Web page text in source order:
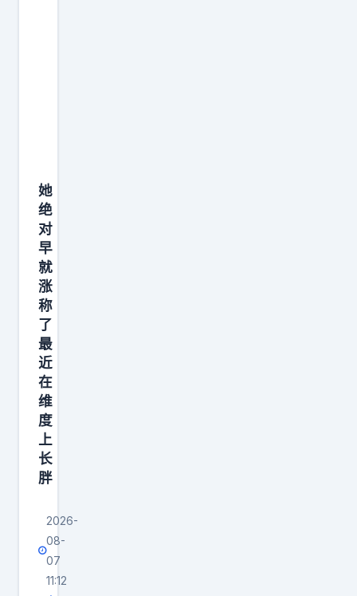
她
绝
对
早
就
涨
称
了
最
近
在
维
度
上
长
胖
2026-
08-
07
11:12